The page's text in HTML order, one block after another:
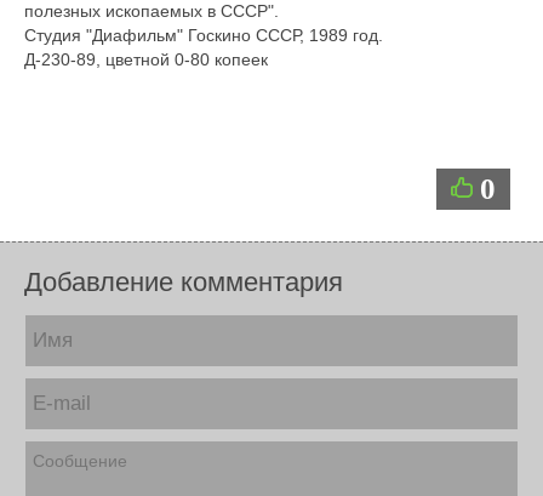
полезных ископаемых в СССР".
Студия "Диафильм" Госкино СССР, 1989 год.
Д-230-89, цветной 0-80 копеек
0
Добавление комментария